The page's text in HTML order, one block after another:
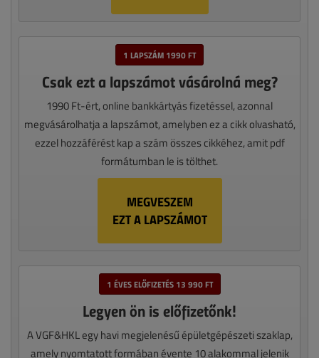
1 LAPSZÁM 1990 FT
Csak ezt a lapszámot vásárolná meg?
1990 Ft-ért, online bankkártyás fizetéssel, azonnal
megvásárolhatja a lapszámot, amelyben ez a cikk olvasható,
ezzel hozzáférést kap a szám összes cikkéhez, amit pdf
formátumban le is tölthet.
MEGVESZEM
EZT A LAPSZÁMOT
1 ÉVES ELŐFIZETÉS 13 990 FT
Legyen ön is előfizetőnk!
A VGF&HKL egy havi megjelenésű épületgépészeti szaklap,
amely nyomtatott formában évente 10 alakommal jelenik